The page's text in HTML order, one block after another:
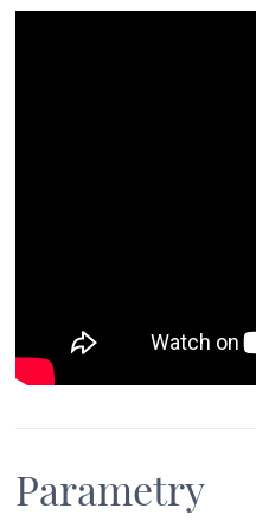
Parametry